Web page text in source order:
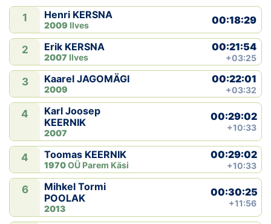
1 Henri KERSNA
2009 Ilves 00:18:29
2 Erik KERSNA
2007 Ilves
00:21:54
+03:25
3 Kaarel JAGOMÄGI
2009
00:22:01
+03:32
4
Karl Joosep
KEERNIK
2007
00:29:02
+10:33
4 Toomas KEERNIK
1970OÜ Parem Käsi
00:29:02
+10:33
6
Mihkel Tormi
POOLAK
2013
00:30:25
+11:56